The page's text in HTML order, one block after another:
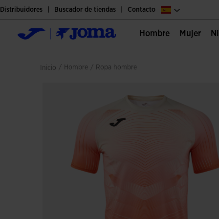
Distribuidores Buscador de tiendas Contacto
Hombre Mujer
Inicio / hombre / ropa hombre